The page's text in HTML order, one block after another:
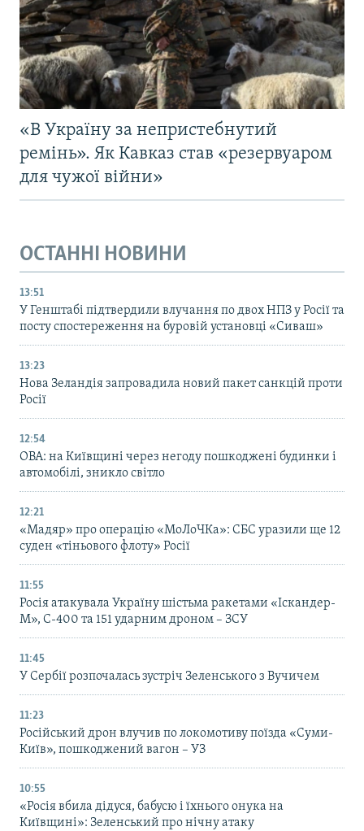
«В Україну за непристебнутий
ремінь». Як Кавказ став «резервуаром
для чужої війни»
ОСТАННІ НОВИНИ
13:51
У Генштабі підтвердили влучання по двох НПЗ у Росії та
посту спостереження на буровій установці «Сиваш»
13:23
Нова Зеландія запровадила новий пакет санкцій проти
Росії
12:54
ОВА: на Київщині через негоду пошкоджені будинки і
автомобілі, зникло світло
12:21
«Мадяр» про операцію «МоЛоЧКа»: СБС уразили ще 12
суден «тіньового флоту» Росії
11:55
Росія атакувала Україну шістьма ракетами «Іскандер-
М», С-400 та 151 ударним дроном – ЗСУ
11:45
У Сербії розпочалась зустріч Зеленського з Вучичем
11:23
Російський дрон влучив по локомотиву поїзда «Суми-
Київ», пошкоджений вагон – УЗ
10:55
«Росія вбила дідуся, бабусю і їхнього онука на
Київщині»: Зеленський про нічну атаку